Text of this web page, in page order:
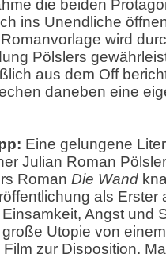
die beiden
ins Unendliche
wird
Pölslers
aus dem Off
daneben eine
Eine gelungene
Julian Roman
Roman Die Wand
als Erster
Angst und
Utopie von
Film zur Disposition.